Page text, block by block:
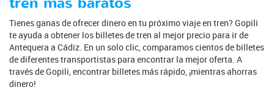
Tienes ganas de ofrecer dinero en tu próximo viaje en tren? Gopili
te ayuda a obtener los billetes de tren al mejor precio para ir de
Antequera a Cádiz. En un solo clic, comparamos cientos de billetes
de diferentes transportistas para encontrar la mejor oferta. A
través de Gopili, encontrar billetes más rápido, ¡mientras ahorras
dinero!